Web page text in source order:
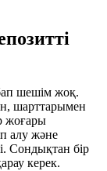
шешім жоқ.
шарттарымен
жоғары
алу және
Сондықтан бір
керек.